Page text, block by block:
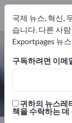
프라이머 –
기
국제 뉴스, 혁신,
습니다. 다른 사
Exportpages 뉴
구독하려면 이메
귀하의 뉴스레
책을 수락하는 데